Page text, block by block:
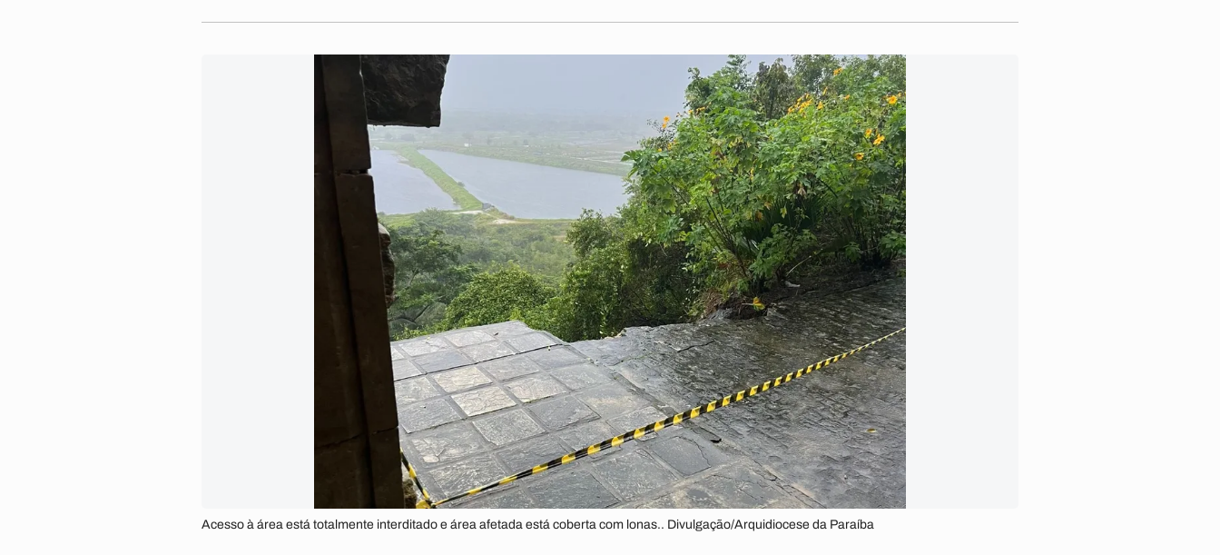
Acesso à área está totalmente interditado e área afetada está coberta com lonas.. Divulgação/Arquidiocese da Paraíba